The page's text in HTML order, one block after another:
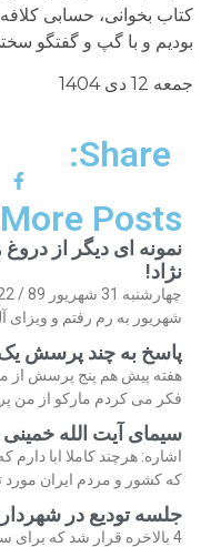
کتاب بخوانی، حسابی
بودیم و با گپ و گفتگو
جمعه 12 دی 1404
Share:
More Posts
نمونه ای دیگر از
نژاد!
شهریور به رم رفتم و ویزای
پاسخ به چند پرسش یک
هفته پیش هم پنج پرسش از
فکر می کردم مارکو از من
سیمای آیت الله
اشاره: هرچند کاملا ابا
که کشور و مردم ایران مورد
جلسه تودیع در
4 بالاخره قرار شد که برای